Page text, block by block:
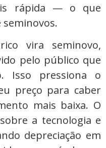
rápida — o que
vira seminovo,
pelo público que
Isso pressiona o
preço para caber
mais baixa. O
a tecnologia e
depreciação em